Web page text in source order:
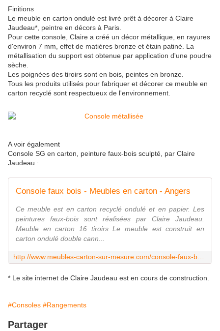
Finitions
Le meuble en carton ondulé est livré prêt à décorer à Claire
Jaudeau*, peintre en décors à Paris.
Pour cette console, Claire a créé un décor métallique, en rayures
d'environ 7 mm, effet de matières bronze et étain patiné. La
métallisation du support est obtenue par application d'une poudre
sèche.
Les poignées des tiroirs sont en bois, peintes en bronze.
Tous les produits utilisés pour fabriquer et décorer ce meuble en
carton recyclé sont respectueux de l'environnement.
A voir également
Console SG en carton, peinture faux-bois sculpté, par Claire
Jaudeau :
Console faux bois - Meubles en carton - Angers
Ce meuble est en carton recyclé ondulé et en papier. Les
peintures faux-bois sont réalisées par Claire Jaudeau.
Meuble en carton 16 tiroirs Le meuble est construit en
carton ondulé double cann...
* Le site internet de Claire Jaudeau est en cours de construction.
#Consoles #Rangements
Partager